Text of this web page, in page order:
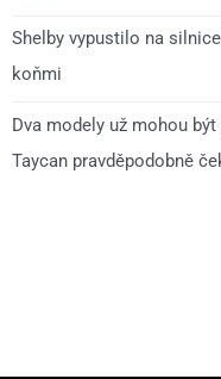
Shelby vypustilo na
koňmi
Dva modely už mohou
Taycan pravděpodobně